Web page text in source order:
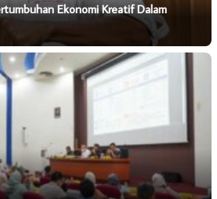
Ekonomi Kreatif Dalam